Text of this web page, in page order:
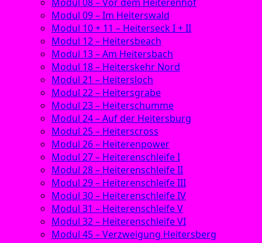
Modul 09 – Im Heiterswald
Modul 10 + 11 – Heiterseck I + II
Modul 12 – Heitersbeach
Modul 13 – Am Heitersbach
Modul 18 – Heiterskehr Nord
Modul 21 – Heitersloch
Modul 22 – Heitersgrabe
Modul 23 – Heiterschumme
Modul 24 – Auf der Heitersburg
Modul 25 – Heiterscross
Modul 26 – Heiterenpower
Modul 27 – Heiterenschleife I
Modul 28 – Heiterenschleife II
Modul 29 – Heiterenschleife III
Modul 30 – Heiterenschleife IV
Modul 31 – Heiterenschleife V
Modul 32 – Heiterenschleife VI
Modul 45 – Verzweigung Heitersberg